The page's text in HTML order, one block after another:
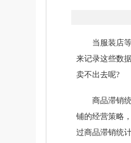
当服装店等
来记录这些数
卖不出去呢?
商品滞销统
铺的经营策略
过商品滞销统